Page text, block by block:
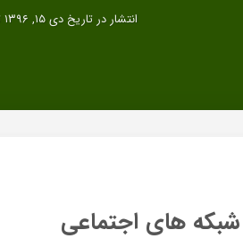
انتشار در تاریخ دی ۱۵, ۱۳۹۶
های اجتماعی